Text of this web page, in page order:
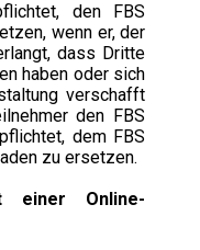
den FBS
wenn er, der
dass Dritte
haben oder sich
verschafft
den FBS
dem FBS
zu ersetzen.
einer Online-